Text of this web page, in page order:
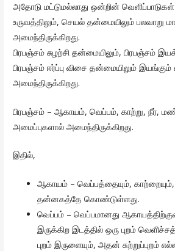
அதோடு மட்டுமல்லாது ஒன்றின் வெளிப்பாடுகள்
உருவத்திலும், செயல் தன்மையிலும் பலவாறு
அமைந்திருக்கிறது.
பிரபஞ்சம் சுழற்சி தன்மையிலும், பிரபஞ்சம்
பிரபஞ்சம் ஈர்ப்பு விசை தன்மையிலும் இயங்கும்
அமைந்திருக்கிறது.
பிரபஞ்சம் – ஆகாயம், வெப்பம், காற்று, நீர்,
அமைப்புகளால் அமைந்திருக்கிறது.
இதில்,
ஆகாயம் – வெப்பத்தையும்,
தன்னகத்தே கொண்டுள்ளது.
வெப்பம் – வெப்பமானது
இருக்கிற இடத்தில் ஒரு புறம்
புறம் இருளையும், அதன் சுற்றுப்புறம்